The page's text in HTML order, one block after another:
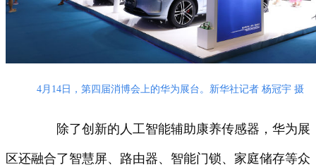
4月14日，第四届消博会上的华为展台。新华社记者 杨冠宇 摄
除了创新的人工智能辅助康养传感器，华为展
区还融合了智慧屏、路由器、智能门锁、家庭储存等众